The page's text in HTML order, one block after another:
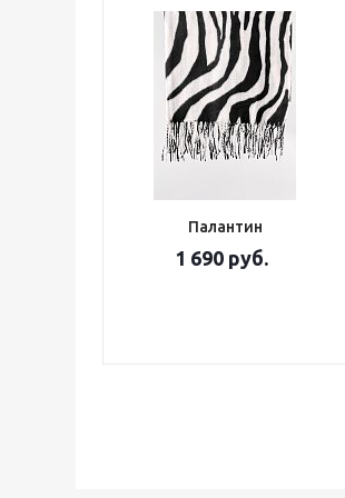
Палантин
1 690 руб.